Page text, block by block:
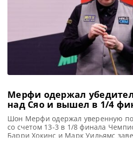
Мерфи одержал
над Сяо и вышел в 1/4
Чемпионате мира 2026
Шон Мерфи одержал уверенную
со счетом 13-3 в 1/8 финала
Барри Хокинс и Марк Уильямс